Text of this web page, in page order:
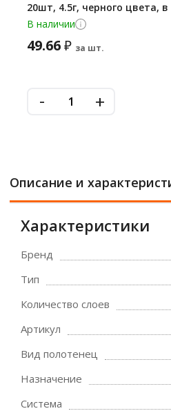
20шт, 4.5г, черного цвета,
В наличии
49.66₽ за шт.
- +
Описание и
Характеристики
Бренд
Тип
Количество слоев
Артикул
Вид полотенец
Назначение
Система